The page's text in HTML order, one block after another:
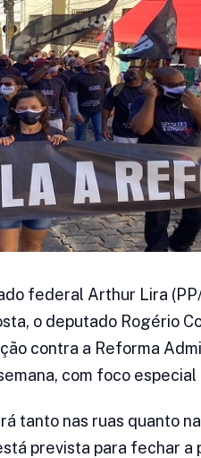
federal Arthur Lira
o deputado Rogério
contra a Reforma
com foco especial
tanto nas ruas quanto
prevista para fechar a